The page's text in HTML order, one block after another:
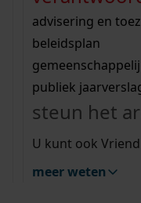
vergunningen
beeld en geluid
uitleg
Wij helpen u op
bekijk alle
Wij helpen u op
bekijk alle
bekijk ons
advisering en
beleidsplan
publiek
steun het
U kunt ook
meer weten
Mijn Studiezaal